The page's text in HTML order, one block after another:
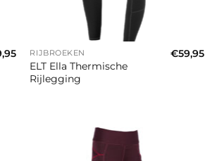
RIJBROEKEN
ELT Ella Thermische
Rijlegging
€59,95